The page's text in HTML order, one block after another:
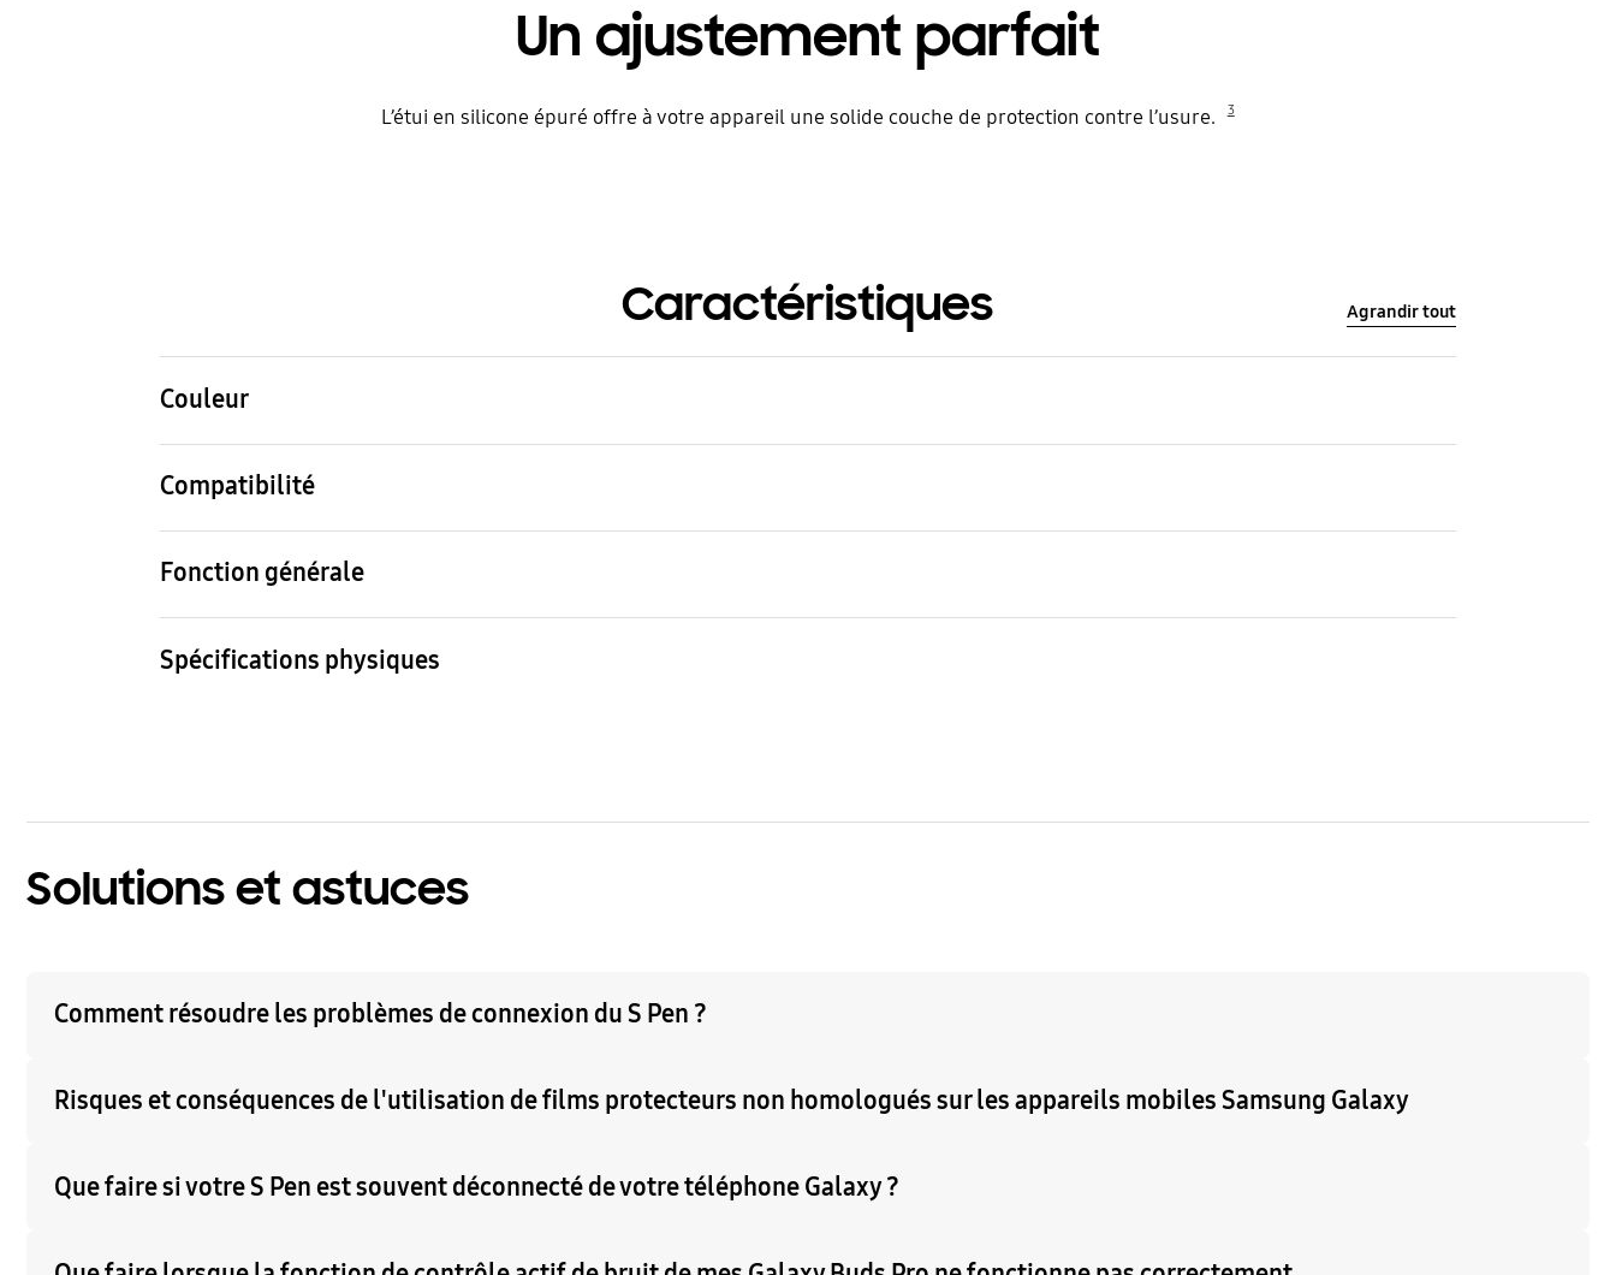
Un ajustement parfait
L’étui en silicone épuré offre à votre appareil une solide couche de protection contre l’usure. 3
Caractéristiques Agrandir tout
Couleur
Compatibilité
Fonction générale
Spécifications physiques
Solutions et astuces
Comment résoudre les problèmes de connexion du S Pen ?
Risques et conséquences de l'utilisation de films protecteurs non homologués sur les appareils mobiles Samsung Galaxy
Que faire si votre S Pen est souvent déconnecté de votre téléphone Galaxy ?